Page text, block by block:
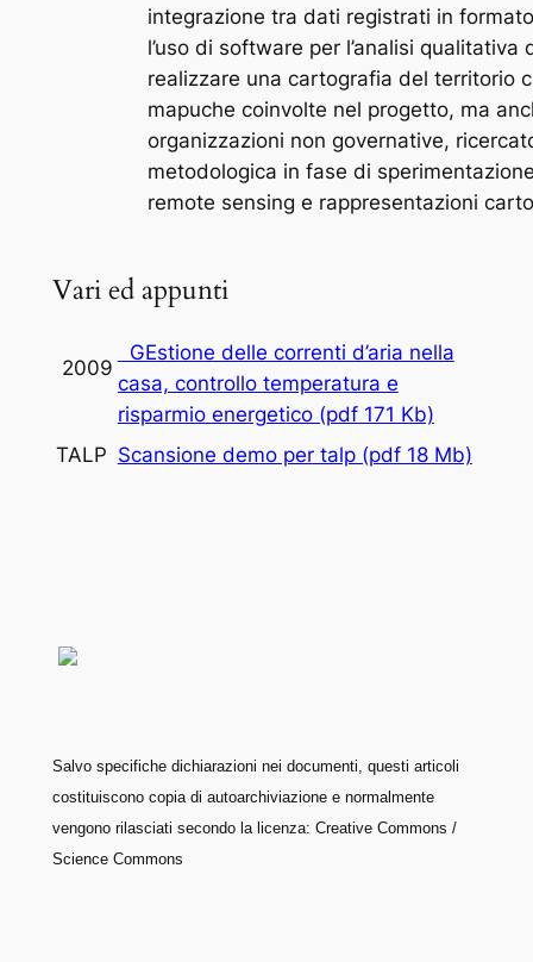
integrazione tra dati registrati in
l’uso di software per l’analisi
realizzare una cartografia del territorio
mapuche coinvolte nel progetto, ma
organizzazioni non governative,
metodologica in fase di
remote sensing e rappresentazioni
Vari ed appunti
2009
GEstione delle correnti d’aria nella
casa, controllo temperatura e
risparmio energetico (pdf 171 Kb)
TALP Scansione demo per talp (pdf 18 Mb)
Salvo specifiche dichiarazioni nei documenti, questi articoli
costituiscono copia di autoarchiviazione e normalmente
vengono rilasciati secondo la licenza: Creative Commons /
Science Commons